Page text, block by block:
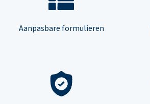
Aanpasbare formulieren